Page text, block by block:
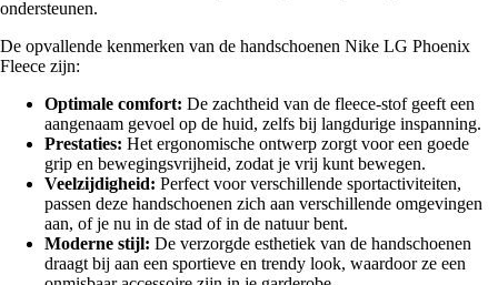
ondersteunen.
De opvallende kenmerken van de handschoenen Nike LG Phoenix
Fleece zijn:
Optimale comfort: De zachtheid van de fleece-stof geeft een
aangenaam gevoel op de huid, zelfs bij langdurige inspanning.
Prestaties: Het ergonomische ontwerp zorgt voor een goede
grip en bewegingsvrijheid, zodat je vrij kunt bewegen.
Veelzijdigheid: Perfect voor verschillende sportactiviteiten,
passen deze handschoenen zich aan verschillende omgevingen
aan, of je nu in de stad of in de natuur bent.
Moderne stijl: De verzorgde esthetiek van de handschoenen
draagt bij aan een sportieve en trendy look, waardoor ze een